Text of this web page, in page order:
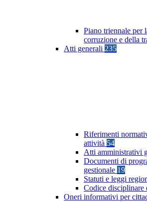
Piano triennale per
corruzione e della
Atti generali 235
Riferimenti
attività 54
Atti amministrativi
Documenti di
gestionale 19
Statuti e leggi
Codice disciplinare
Oneri informativi per